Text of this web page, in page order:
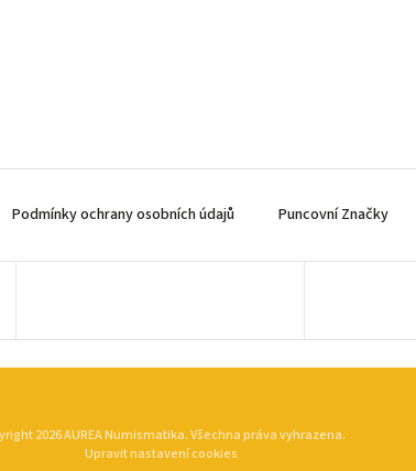
Podmínky ochrany osobních údajů Puncovní Značky
2026AUREA Numismatika. Všechna práva vyhrazena.
Upravit nastavení cookies